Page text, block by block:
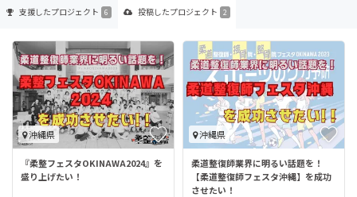
支援したプロジェクト 6 投稿したプロジェクト 2
沖縄県
『柔整フェスタOKINAWA2024』を
盛り上げたい！
沖縄県
柔道整復師業界に明るい話題を！
【柔道整復師フェスタ沖縄】を成功
させたい！